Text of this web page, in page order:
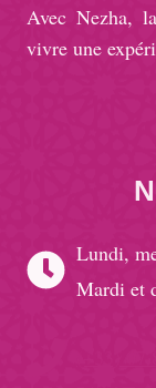
Avec Nezha,
vivre une
Lundi,
Mardi et